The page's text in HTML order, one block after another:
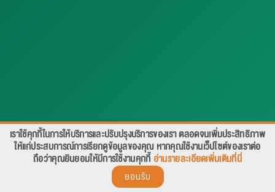
© 2018-2019 THAI-NICHI INSTITUTE OF TECHNOLOGY (TNI) ALL RIGHTS RESERVED.
เราใช้คุกกี้ในการให้บริการและปรับปรุงบริการของเรา ตลอดจนเพิ่มประสิทธิภาพ
ให้แก่ประสบการณ์การเรียกดูข้อมูลของคุณ หากคุณใช้งานเว็ปไซต์ของเราต่อ
ถือว่าคุณยินยอมให้มีการใช้งานคุกกี้ อ่านรายละเอียดเพิ่มเติมที่นี่
ยอมรับ
สอบถาม คลิก